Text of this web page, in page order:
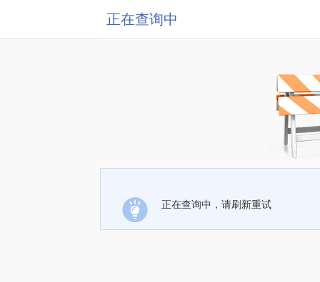
正在查询中
正在查询中，请刷新重试